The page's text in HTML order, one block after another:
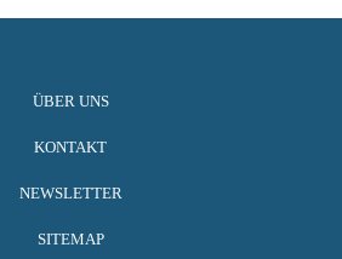
ÜBER UNS
KONTAKT
NEWSLETTER
SITEMAP